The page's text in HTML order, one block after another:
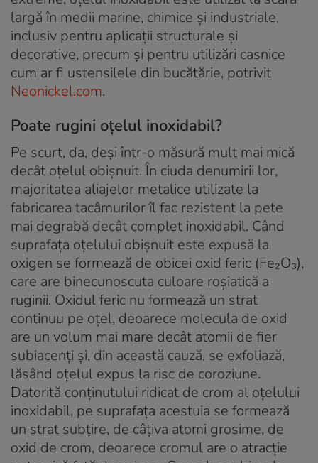
largă în medii marine, chimice și industriale,
inclusiv pentru aplicații structurale și
decorative, precum și pentru utilizări casnice
cum ar fi ustensilele din bucătărie, potrivit
Neonickel.com.
Poate rugini oțelul inoxidabil?
Pe scurt, da, deși într-o măsură mult mai mică
decât oțelul obișnuit. În ciuda denumirii lor,
majoritatea aliajelor metalice utilizate la
fabricarea tacâmurilor îl fac rezistent la pete
mai degrabă decât complet inoxidabil. Când
suprafața oțelului obișnuit este expusă la
oxigen se formează de obicei oxid feric (Fe₂O₃),
care are binecunoscuta culoare roșiatică a
ruginii. Oxidul feric nu formează un strat
continuu pe oțel, deoarece molecula de oxid
are un volum mai mare decât atomii de fier
subiacenți și, din această cauză, se exfoliază,
lăsând oțelul expus la risc de coroziune.
Datorită conținutului ridicat de crom al oțelului
inoxidabil, pe suprafața acestuia se formează
un strat subțire, de câțiva atomi grosime, de
oxid de crom, deoarece cromul are o atracție